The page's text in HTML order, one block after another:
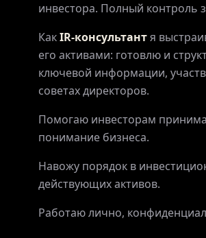
инвестора. Полный контроль
КакIR-консультантя
его активами: готовлю и
ключевой информации,
советах директоров.
Помогаю инвесторам
понимание бизнеса.
Навожу порядок в
действующих активов.
Работаю лично,